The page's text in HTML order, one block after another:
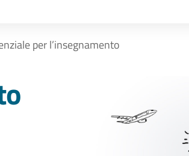
per l’insegnamento